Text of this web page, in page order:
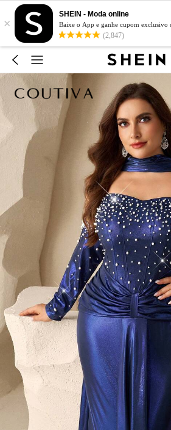
×
SHEIN - Moda online
Baixe o App e ganhe cupom exclusivo
(2,847)